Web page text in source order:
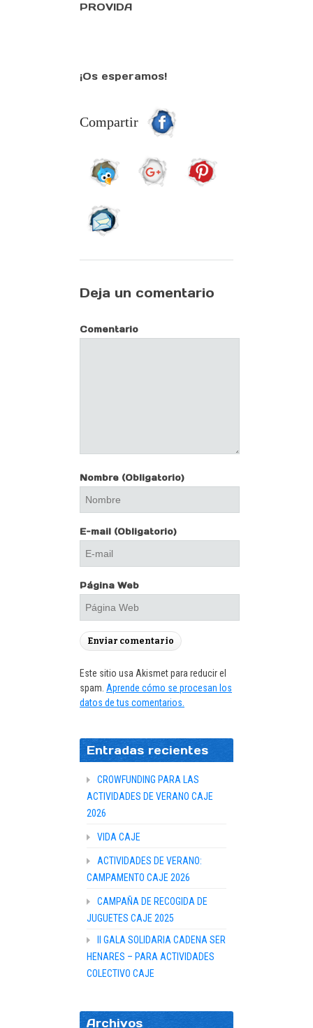
PROVIDA
¡Os esperamos!
Compartir
Deja un comentario
Comentario
Nombre (Obligatorio)
E-mail (Obligatorio)
Página Web
Este sitio usa Akismet para reducir el
spam. Aprende cómo se procesan los
datos de tus comentarios.
Entradas recientes
CROWFUNDING PARA LAS
ACTIVIDADES DE VERANO CAJE
2026
VIDA CAJE
ACTIVIDADES DE VERANO:
CAMPAMENTO CAJE 2026
CAMPAÑA DE RECOGIDA DE
JUGUETES CAJE 2025
II GALA SOLIDARIA CADENA SER
HENARES – PARA ACTIVIDADES
COLECTIVO CAJE
Archivos